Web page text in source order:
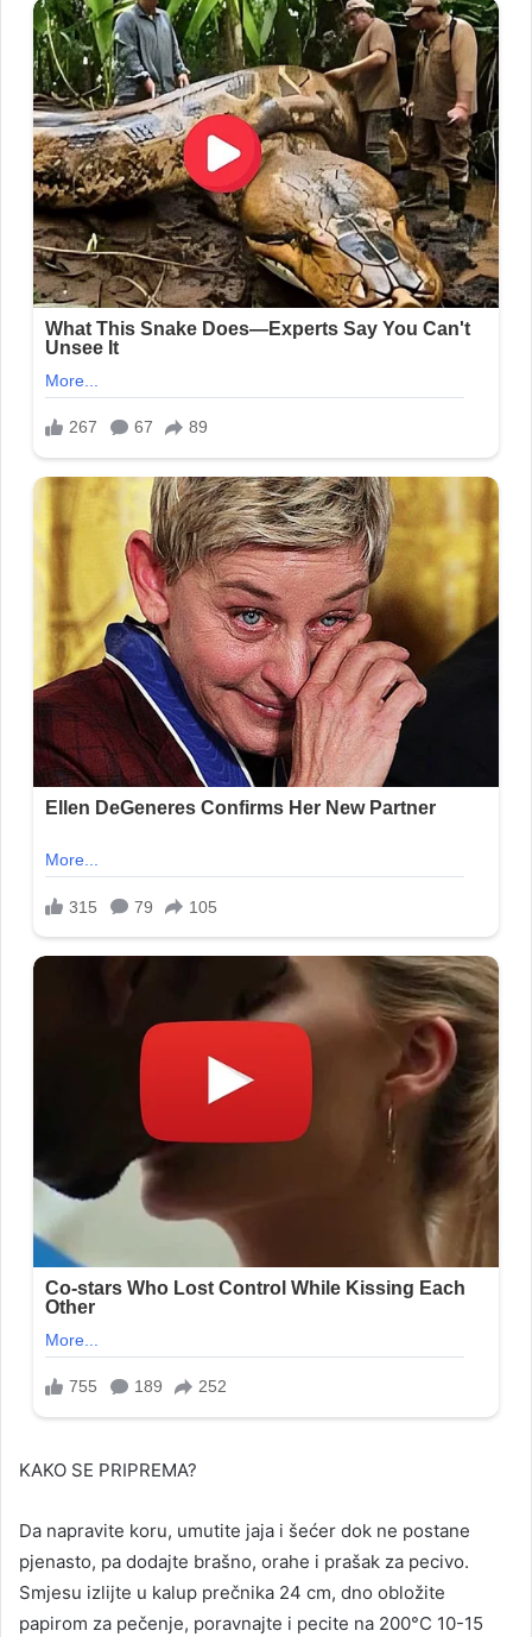
KAKO SE PRIPREMA?
Da napravite koru, umutite jaja i šećer dok ne postane
pjenasto, pa dodajte brašno, orahe i prašak za pecivo.
Smjesu izlijte u kalup prečnika 24 cm, dno obložite
papirom za pečenje, poravnajte i pecite na 200°C 10-15